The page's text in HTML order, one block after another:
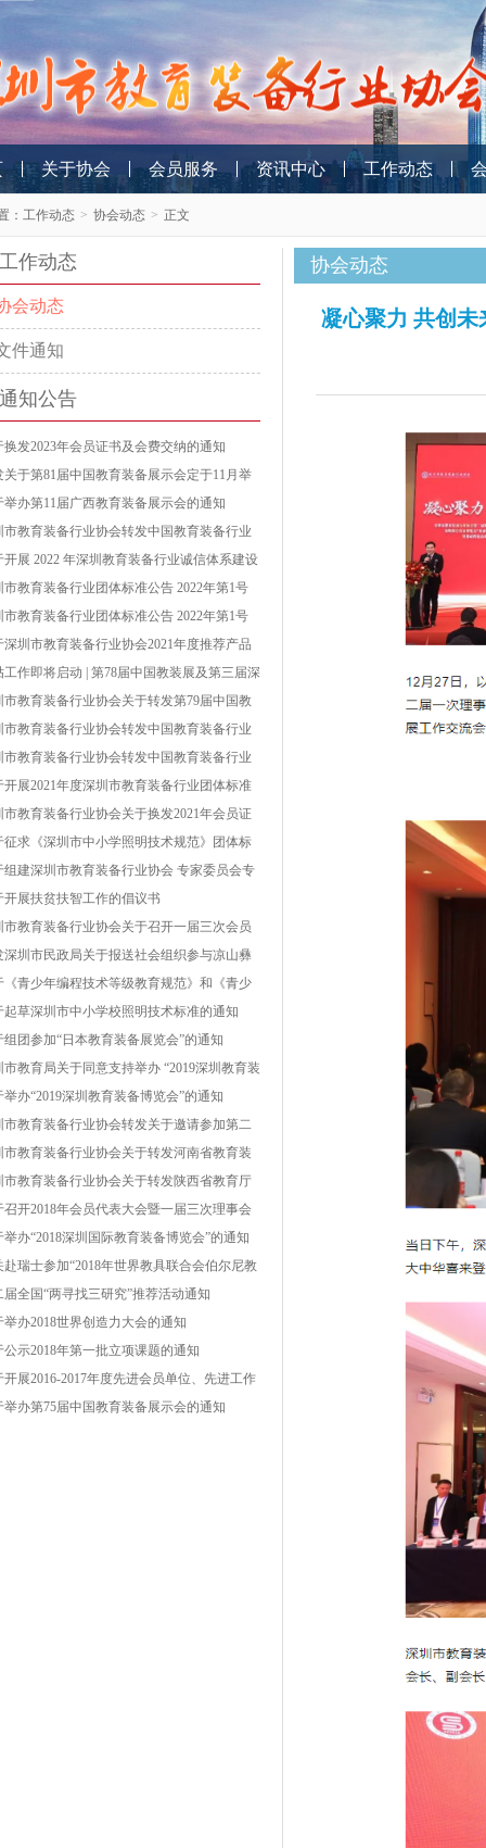
关于协会 会员服务 资讯中心 工作动态
： 工作动态 > 协会动态 > 正文
工作动态
会动态
件通知
通知公告
换发2023年会员证书及会费交纳的通知
关于第81届中国教育装备展示会定于11月举
通知
举办第11届广西教育装备展示会的通知
市教育装备行业协会转发中国教育装备行业
关于开展2022年教育装备行业企业信用等级
工作的通知
开展 2022 年深圳教育装备行业诚信体系建设
的通知
市教育装备行业团体标准公告 2022年第1号
第 002号）
市教育装备行业团体标准公告 2022年第1号
第 002号）
深圳市教育装备行业协会2021年度推荐产品
结果的公示
工作即将启动 | 第78届中国教装展及第三届深
博会被纳入深圳市国内重点经贸类展会
市教育装备行业协会关于转发第79届中国教
备展示会具体事项的通知
市教育装备行业协会转发中国教育装备行业
关于开展中国教育装备行业协会2022年度推
品工作的通知
市教育装备行业协会转发中国教育装备行业
关于开展2021年教育装备行业企业信用等级
工作的通知
开展2021年度深圳市教育装备行业团体标准
工作的通知
市教育装备行业协会关于换发2021年会员证
会费缴纳的通知
征求《深圳市中小学照明技术规范》团体标
征求意见稿）意见的通知
组建深圳市教育装备行业协会 专家委员会专
的通知
开展扶贫扶智工作的倡议书
市教育装备行业协会关于召开一届三次会员
大会暨一届四次理事会的通知
深圳市民政局关于报送社会组织参与凉山彝
治州普格县、金阳县、甘洛县、雷波县脱贫
帮扶项目的通知
《青少年编程技术等级教育规范》和《青少
器人技术等级教育规范》团体标准编制工作
通知
起草深圳市中小学校照明技术标准的通知
组团参加“日本教育装备展览会”的通知
市教育局关于同意支持举办 “2019深圳教育装
览会”的复函
举办“2019深圳教育装备博览会”的通知
市教育装备行业协会转发关于邀请参加第二
南教育装备展示会的函
市教育装备行业协会关于转发河南省教育装
业协会《关于举办“第二届中国（郑州）国际
装备博览会暨教育产业发展高峰论坛”的通
的函
市教育装备行业协会关于转发陕西省教育厅
技术装备管理中心《关于举办“2019西部教育
博览会”的通知》的函
召开2018年会员代表大会暨一届三次理事会
知
举办“2018深圳国际教育装备博览会”的通知
赴瑞士参加“2018年世界教具联合会伯尔尼教
术装备展”的组团通知
届全国“两寻找三研究”推荐活动通知
举办2018世界创造力大会的通知
公示2018年第一批立项课题的通知
开展2016-2017年度先进会员单位、先进工作
选表彰活动的通知
举办第75届中国教育装备展示会的通知
协会动态
凝心聚力 共创未